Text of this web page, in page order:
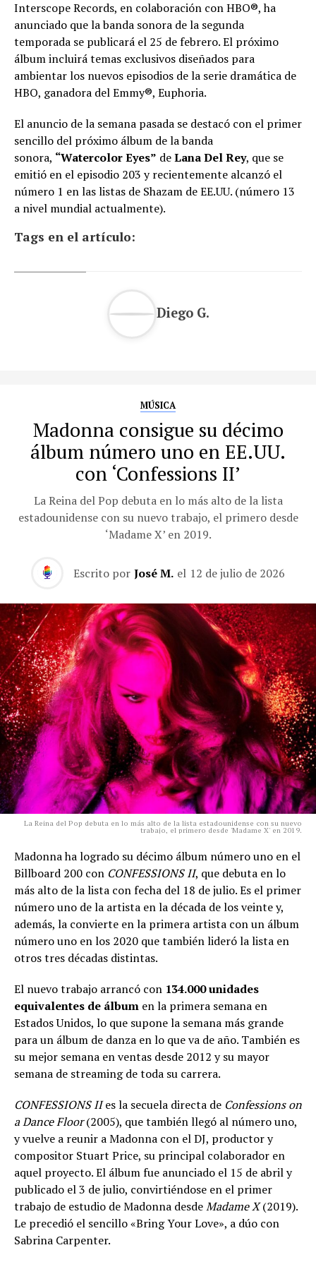
Interscope Records, en colaboración con HBO®, ha
anunciado que la banda sonora de la segunda
temporada se publicará el 25 de febrero. El próximo
álbum incluirá temas exclusivos diseñados para
ambientar los nuevos episodios de la serie dramática de
HBO, ganadora del Emmy®, Euphoria.
El anuncio de la semana pasada se destacó con el primer
sencillo del próximo álbum de la banda
sonora, “Watercolor Eyes” deLana Del Rey, que se
emitió en el episodio 203 y recientemente alcanzó el
número 1 en las listas de Shazam de EE.UU. (número 13
a nivel mundial actualmente).
Tags en el artículo:
Diego G.
MÚSICA
Madonna consigue su décimo
álbum número uno en EE.UU.
con ‘Confessions II’
La Reina del Pop debuta en lo más alto de la lista
estadounidense con su nuevo trabajo, el primero desde
‘Madame X’ en 2019.
Escrito por José M. el 12 de julio de 2026
La Reina del Pop debuta en lo más alto de la lista estadounidense con su nuevo
trabajo, el primero desde 'Madame X' en 2019.
Madonna ha logrado su décimo álbum número uno en el
Billboard 200 con CONFESSIONS II, que debuta en lo
más alto de la lista con fecha del 18 de julio. Es el primer
número uno de la artista en la década de los veinte y,
además, la convierte en la primera artista con un álbum
número uno en los 2020 que también lideró la lista en
otros tres décadas distintas.
El nuevo trabajo arrancó con 134.000 unidades
equivalentes de álbum en la primera semana en
Estados Unidos, lo que supone la semana más grande
para un álbum de danza en lo que va de año. También es
su mejor semana en ventas desde 2012 y su mayor
semana de streaming de toda su carrera.
CONFESSIONS IIes la secuela directa de Confessions on
a Dance Floor(2005), que también llegó al número uno,
y vuelve a reunir a Madonna con el DJ, productor y
compositor Stuart Price, su principal colaborador en
aquel proyecto. El álbum fue anunciado el 15 de abril y
publicado el 3 de julio, convirtiéndose en el primer
trabajo de estudio de Madonna desdeMadame X(2019).
Le precedió el sencillo «Bring Your Love», a dúo con
Sabrina Carpenter.